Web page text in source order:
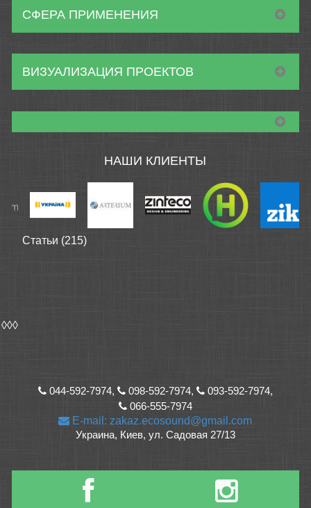
СФЕРА ПРИМЕНЕНИЯ
ВИЗУАЛИЗАЦИЯ ПРОЕКТОВ
НАШИ КЛИЕНТЫ
Статьи (215)
◊◊◊
044-592-7974, 098-592-7974,
093-592-7974,
066-555-7974
E-mail: zakaz.ecosound@gmail.com
Украина, Киев, ул. Садовая 27/13